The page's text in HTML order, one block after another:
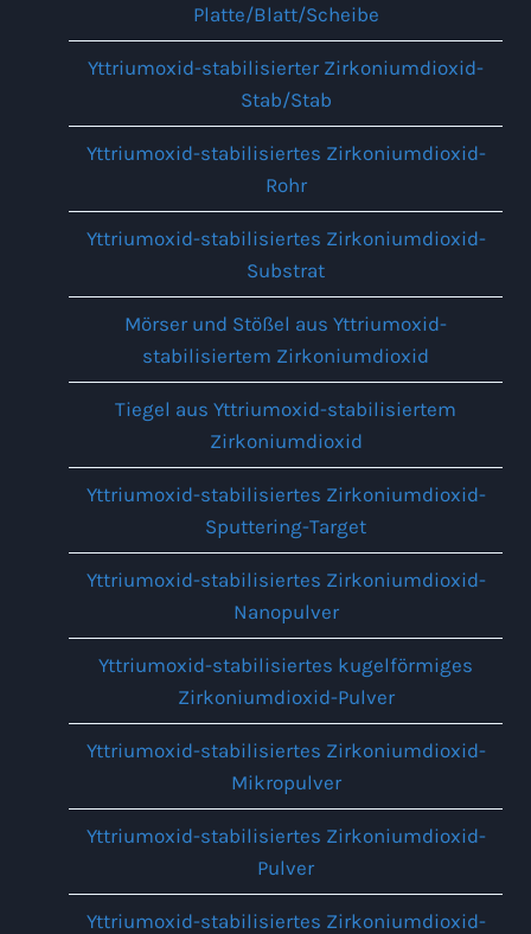
Platte/Blatt/Scheibe
Yttriumoxid-stabilisierter Zirkoniumdioxid-
Stab/Stab
Yttriumoxid-stabilisiertes Zirkoniumdioxid-
Rohr
Yttriumoxid-stabilisiertes Zirkoniumdioxid-
Substrat
Mörser und Stößel aus Yttriumoxid-
stabilisiertem Zirkoniumdioxid
Tiegel aus Yttriumoxid-stabilisiertem
Zirkoniumdioxid
Yttriumoxid-stabilisiertes Zirkoniumdioxid-
Sputtering-Target
Yttriumoxid-stabilisiertes Zirkoniumdioxid-
Nanopulver
Yttriumoxid-stabilisiertes kugelförmiges
Zirkoniumdioxid-Pulver
Yttriumoxid-stabilisiertes Zirkoniumdioxid-
Mikropulver
Yttriumoxid-stabilisiertes Zirkoniumdioxid-
Pulver
Yttriumoxid-stabilisiertes Zirkoniumdioxid-